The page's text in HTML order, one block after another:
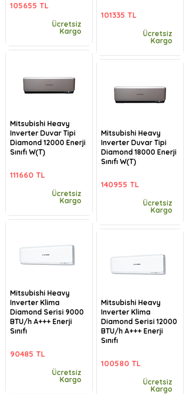
105655 TL
Ücretsiz
Kargo
Mitsubishi Heavy
Inverter Duvar Tipi
Diamond 12000 Enerji
Sınıfı W(T)
111660 TL
Ücretsiz
Kargo
Mitsubishi Heavy
Inverter Klima
Diamond Serisi 9000
BTU/h A+++ Enerji
Sınıfı
90485 TL
Ücretsiz
Kargo
101335 TL
Ücretsiz
Kargo
Mitsubishi Heavy
Inverter Duvar Tipi
Diamond 18000 Enerji
Sınıfı W(T)
140955 TL
Ücretsiz
Kargo
Mitsubishi Heavy
Inverter Klima
Diamond Serisi 12000
BTU/h A+++ Enerji
Sınıfı
100580 TL
Ücretsiz
Kargo